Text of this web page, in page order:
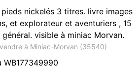
pieds nickelés 3 titres. livre images
et explorateur et aventuriers , 15
visible à miniac Morvan.
à Miniac-Morvan (35540)
WB177349990